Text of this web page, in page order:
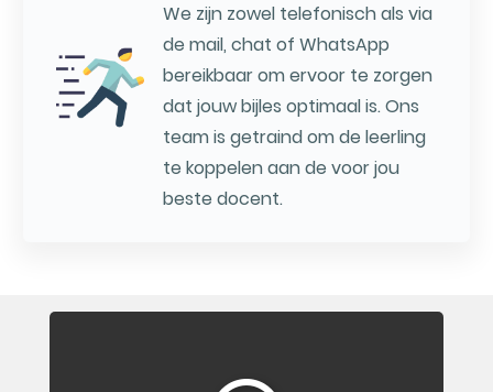
We zijn zowel telefonisch als via
de mail, chat of WhatsApp
bereikbaar om ervoor te zorgen
dat jouw bijles optimaal is. Ons
team is getraind om de leerling
te koppelen aan de voor jou
beste docent.